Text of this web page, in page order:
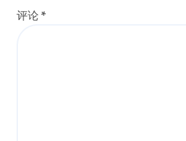
评论 *